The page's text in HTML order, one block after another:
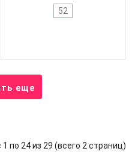
52
еще
1 по 24 из 29 (всего 2 страниц)